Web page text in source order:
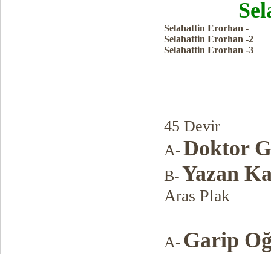
Selahattin Erorhan -
Selahattin Erorhan -2
Selahattin Erorhan -3
45 Devir
A-Doktor
B-Yazan
​Aras Plak
A- Garip